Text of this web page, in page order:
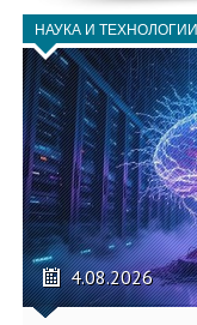
НАУКА И ТЕХНОЛОГИИ
4.08.2026